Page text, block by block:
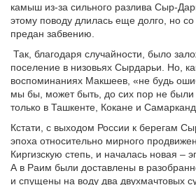
камыш из-за сильного разлива Сыр-
этому поводу длилась еще долго, но
предан забвению.
Так, благодаря случайности, было
поселение в низовьях Сырдарьи. Но,
воспоминаниях Макшеев, «не будь
мы бы, может быть, до сих пор не
только в Ташкенте, Кокане и
Кстати, с выходом России к берегам
эпоха относительно мирного
Киргизскую степь, и началась новая –
А в Раим были доставлены в
и спущены на воду два двухмачтовых